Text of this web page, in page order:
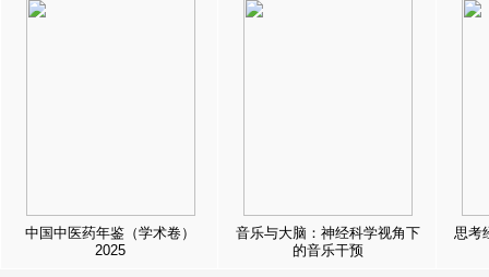
中国中医药年鉴（学术卷）
2025
音乐与大脑：神经科学视角下
的音乐干预
思考